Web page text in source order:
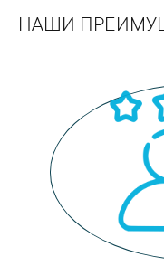
металлического
НАШИ